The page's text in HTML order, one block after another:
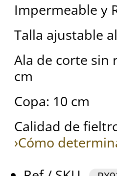
Impermeable y
Talla ajustable
Ala de corte sin
cm
Copa: 10 cm
Calidad de
›Cómo